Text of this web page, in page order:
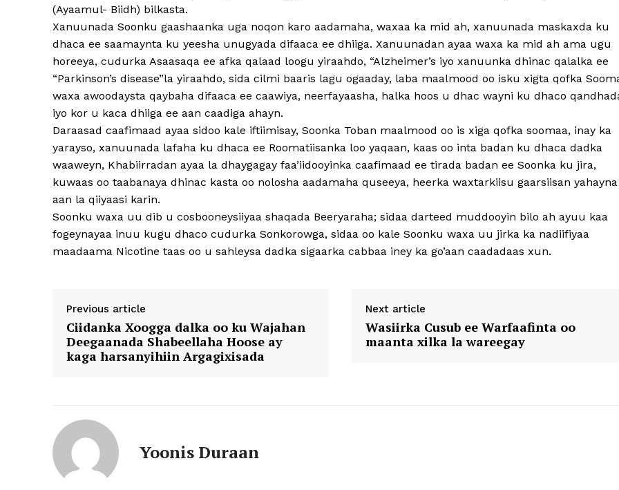
(Ayaamul- Biidh) bilkasta.
Xanuunada Soonku gaashaanka uga noqon karo aadamaha, waxaa ka mid ah, xanuunada maskaxda ku
dhaca ee saamaynta ku yeesha unugyada difaaca ee dhiiga. Xanuunadan ayaa waxa ka mid ah ama ugu
horeeya, cudurka Asaasaqa ee afka qalaad loogu yiraahdo, “Alzheimer’s iyo xanuunka dhinac qalalka ee
“Parkinson’s disease”la yiraahdo, sida cilmi baaris lagu ogaaday, laba maalmood oo isku xigta qofka
waxa awoodaysta qaybaha difaaca ee caawiya, neerfayaasha, halka hoos u dhac wayni ku dhaco
iyo kor u kaca dhiiga ee aan caadiga ahayn.
Daraasad caafimaad ayaa sidoo kale iftiimisay, Soonka Toban maalmood oo is xiga qofka soomaa, inay ka
yarayso, xanuunada lafaha ku dhaca ee Roomatiisanka loo yaqaan, kaas oo inta badan ku dhaca dadka
waaweyn, Khabiirradan ayaa la dhaygagay faa’iidooyinka caafimaad ee tirada badan ee Soonka ku jira,
kuwaas oo taabanaya dhinac kasta oo nolosha aadamaha quseeya, heerka waxtarkiisu gaarsiisan yahayna
aan la qiiyaasi karin.
Soonku waxa uu dib u cosbooneysiiyaa shaqada Beeryaraha; sidaa darteed muddooyin bilo ah ayuu kaa
fogeynayaa inuu kugu dhaco cudurka Sonkorowga, sidaa oo kale Soonku waxa uu jirka ka nadiifiyaa
maadaama Nicotine taas oo u sahleysa dadka sigaarka cabbaa iney ka go’aan caadadaas xun.
Previous article
Ciidanka Xoogga dalka oo ku Wajahan
Deegaanada Shabeellaha Hoose ay
kaga harsanyihiin Argagixisada
Next article
Wasiirka Cusub ee Warfaafinta oo
maanta xilka la wareegay
Yoonis Duraan